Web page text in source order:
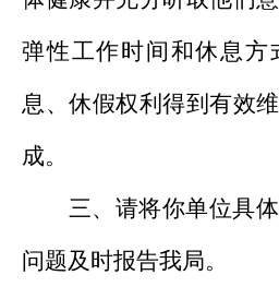
弹性工作时间和休息方
息、休假权利得到有效
成。
三、请将你单位具
问题及时报告我局。